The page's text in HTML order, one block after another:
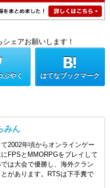
ェアお願いします！
やく はてなブックマーク
みん
2002年頃からオンラインゲー
FPSとMMORPGをプレイして
は大会で優勝し、海外クラン
があります。RTSは下手糞で